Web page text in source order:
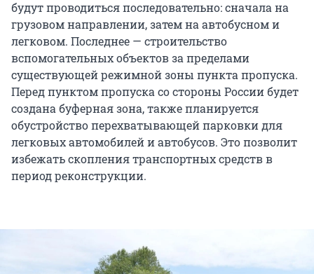
будут проводиться последовательно: сначала на
грузовом направлении, затем на автобусном и
легковом. Последнее — строительство
вспомогательных объектов за пределами
существующей режимной зоны пункта пропуска.
Перед пунктом пропуска со стороны России будет
создана буферная зона, также планируется
обустройство перехватывающей парковки для
легковых автомобилей и автобусов. Это позволит
избежать скопления транспортных средств в
период реконструкции.